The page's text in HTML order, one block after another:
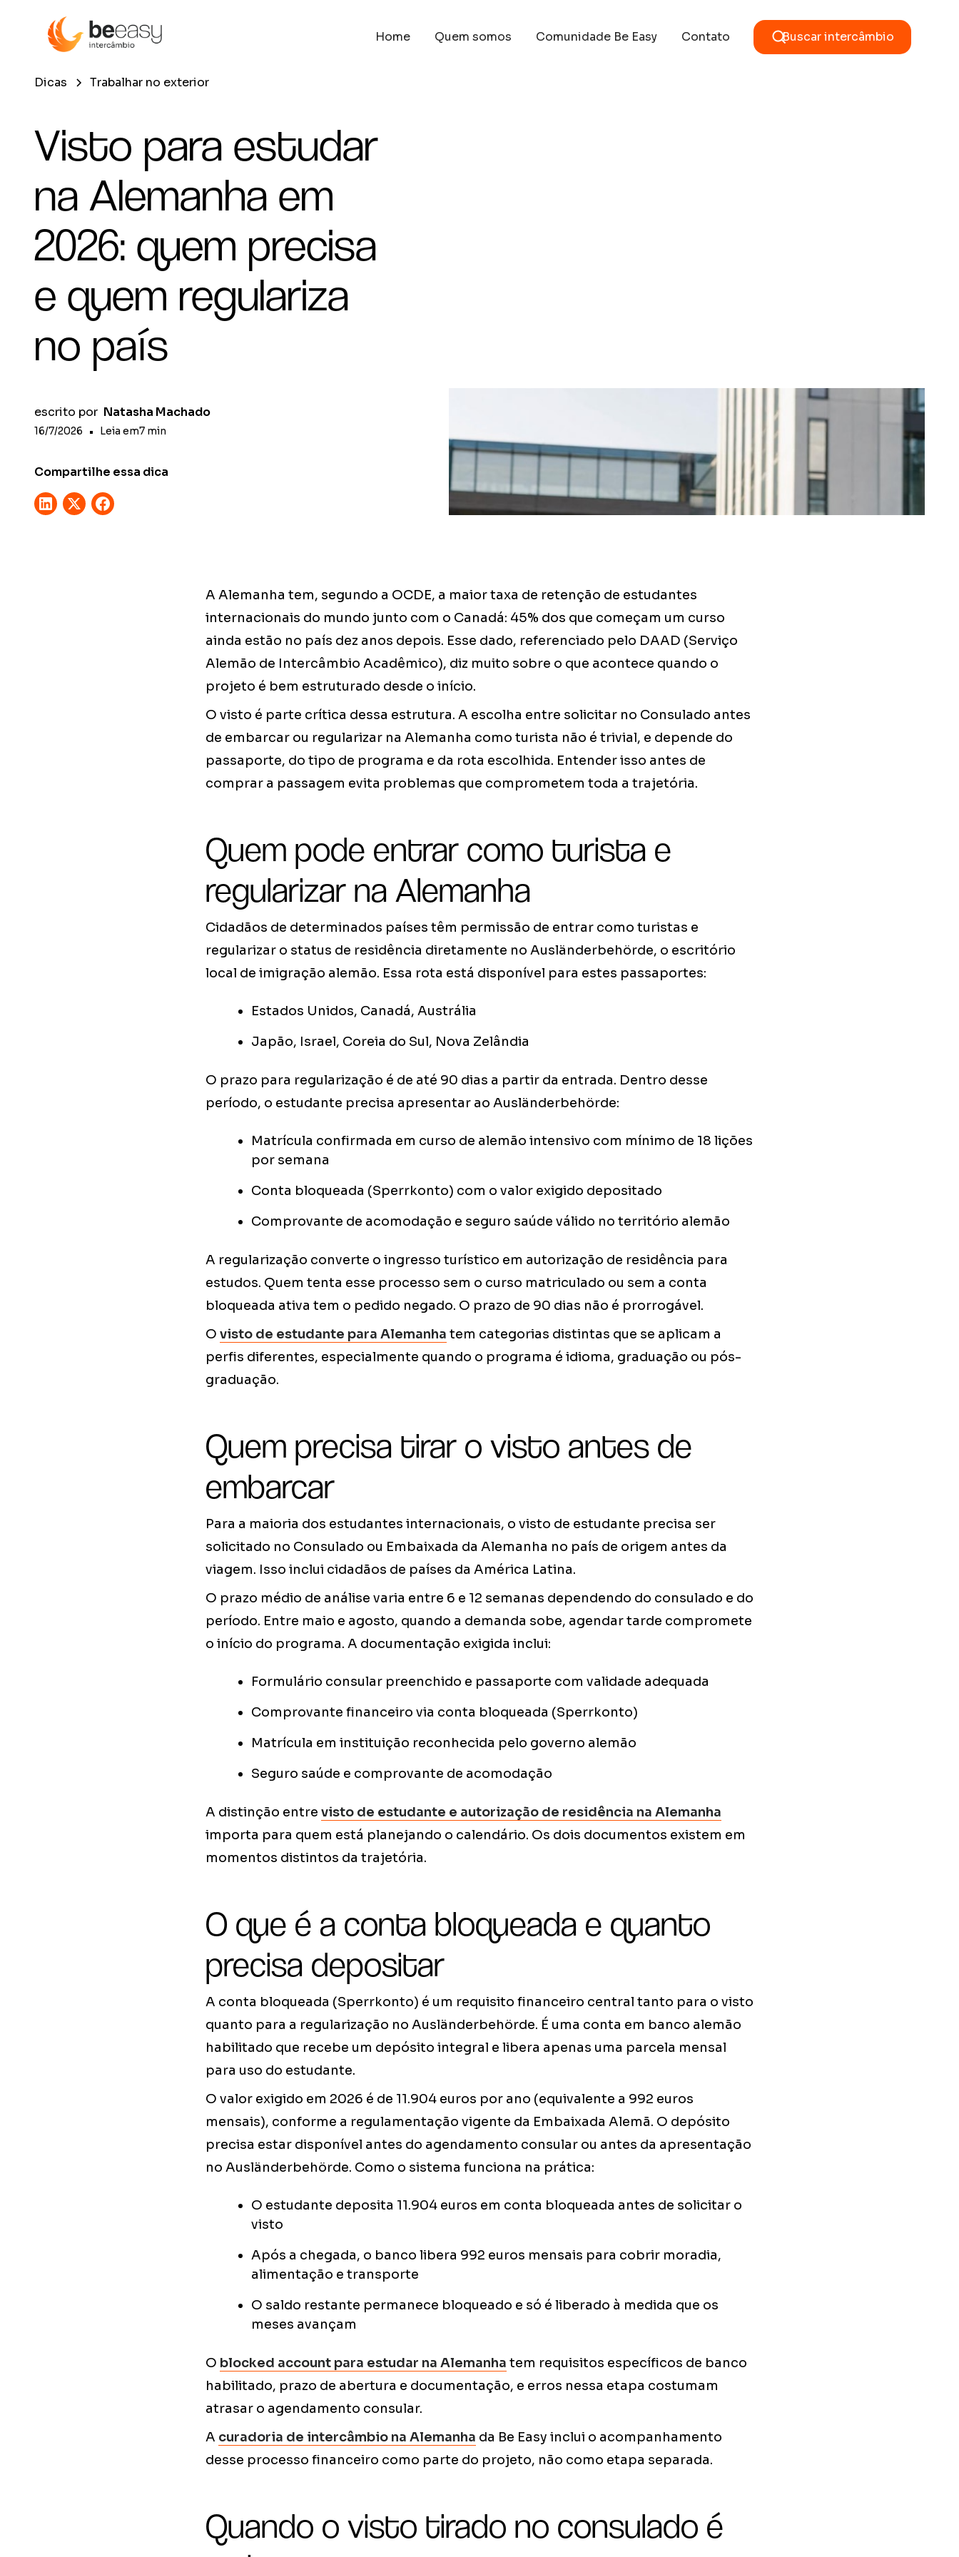
Home Quem somos Comunidade Be Easy Contato Buscar intercâmbio
Dicas Trabalhar no exterior
Visto para estudar
na Alemanha em
2026: quem precisa
e quem regulariza
no país
escrito por Natasha Machado
16/7/2026 • Leia em7 min
Compartilhe essa dica
A Alemanha tem, segundo a OCDE, a maior taxa de retenção de estudantes
internacionais do mundo junto com o Canadá: 45% dos que começam um curso
ainda estão no país dez anos depois. Esse dado, referenciado pelo DAAD (Serviço
Alemão de Intercâmbio Acadêmico), diz muito sobre o que acontece quando o
projeto é bem estruturado desde o início.
O visto é parte crítica dessa estrutura. A escolha entre solicitar no Consulado antes
de embarcar ou regularizar na Alemanha como turista não é trivial, e depende do
passaporte, do tipo de programa e da rota escolhida. Entender isso antes de
comprar a passagem evita problemas que comprometem toda a trajetória.
Quem pode entrar como turista e
regularizar na Alemanha
Cidadãos de determinados países têm permissão de entrar como turistas e
regularizar o status de residência diretamente no Ausländerbehörde, o escritório
local de imigração alemão. Essa rota está disponível para estes passaportes:
Estados Unidos, Canadá, Austrália
Japão, Israel, Coreia do Sul, Nova Zelândia
O prazo para regularização é de até 90 dias a partir da entrada. Dentro desse
período, o estudante precisa apresentar ao Ausländerbehörde:
Matrícula confirmada em curso de alemão intensivo com mínimo de 18 lições
por semana
Conta bloqueada (Sperrkonto) com o valor exigido depositado
Comprovante de acomodação e seguro saúde válido no território alemão
A regularização converte o ingresso turístico em autorização de residência para
estudos. Quem tenta esse processo sem o curso matriculado ou sem a conta
bloqueada ativa tem o pedido negado. O prazo de 90 dias não é prorrogável.
O visto de estudante para Alemanha tem categorias distintas que se aplicam a
perfis diferentes, especialmente quando o programa é idioma, graduação ou pós-
graduação.
Quem precisa tirar o visto antes de
embarcar
Para a maioria dos estudantes internacionais, o visto de estudante precisa ser
solicitado no Consulado ou Embaixada da Alemanha no país de origem antes da
viagem. Isso inclui cidadãos de países da América Latina.
O prazo médio de análise varia entre 6 e 12 semanas dependendo do consulado e do
período. Entre maio e agosto, quando a demanda sobe, agendar tarde compromete
o início do programa. A documentação exigida inclui:
Formulário consular preenchido e passaporte com validade adequada
Comprovante financeiro via conta bloqueada (Sperrkonto)
Matrícula em instituição reconhecida pelo governo alemão
Seguro saúde e comprovante de acomodação
A distinção entre visto de estudante e autorização de residência na Alemanha
importa para quem está planejando o calendário. Os dois documentos existem em
momentos distintos da trajetória.
O que é a conta bloqueada e quanto
precisa depositar
A conta bloqueada (Sperrkonto) é um requisito financeiro central tanto para o visto
quanto para a regularização no Ausländerbehörde. É uma conta em banco alemão
habilitado que recebe um depósito integral e libera apenas uma parcela mensal
para uso do estudante.
O valor exigido em 2026 é de 11.904 euros por ano (equivalente a 992 euros
mensais), conforme a regulamentação vigente da Embaixada Alemã. O depósito
precisa estar disponível antes do agendamento consular ou antes da apresentação
no Ausländerbehörde. Como o sistema funciona na prática:
O estudante deposita 11.904 euros em conta bloqueada antes de solicitar o
visto
Após a chegada, o banco libera 992 euros mensais para cobrir moradia,
alimentação e transporte
O saldo restante permanece bloqueado e só é liberado à medida que os
meses avançam
O blocked account para estudar na Alemanha tem requisitos específicos de banco
habilitado, prazo de abertura e documentação, e erros nessa etapa costumam
atrasar o agendamento consular.
A curadoria de intercâmbio na Alemanha da Be Easy inclui o acompanhamento
desse processo financeiro como parte do projeto, não como etapa separada.
Quando o visto tirado no consulado é